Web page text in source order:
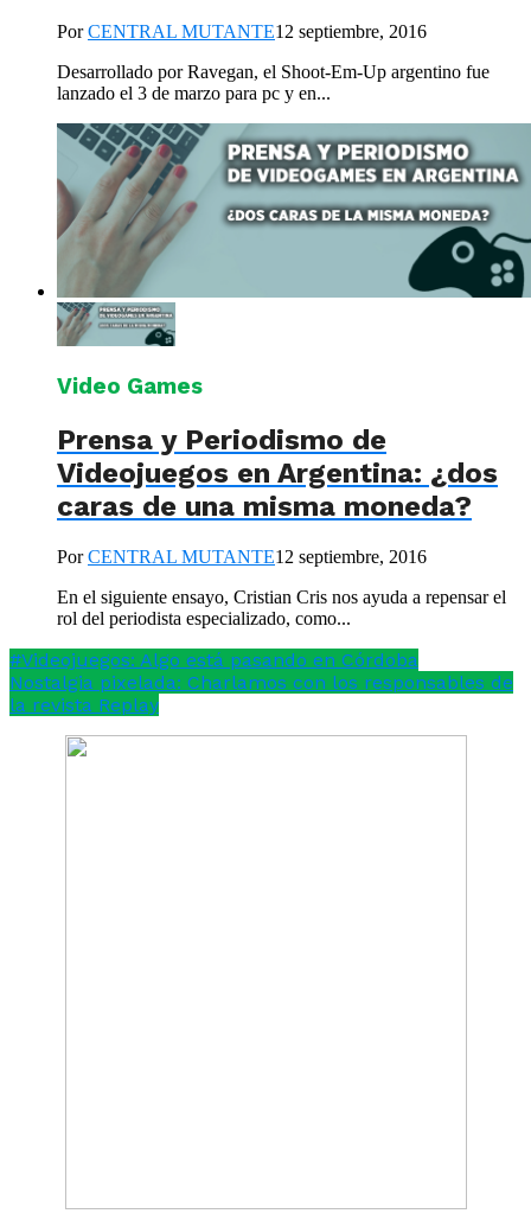
PorCENTRAL MUTANTE12 septiembre, 2016
Desarrollado por Ravegan, el Shoot-Em-Up argentino fue
lanzado el 3 de marzo para pc y en...
Video Games
Prensa y Periodismo de
Videojuegos en Argentina: ¿dos
caras de una misma moneda?
PorCENTRAL MUTANTE12 septiembre, 2016
En el siguiente ensayo, Cristian Cris nos ayuda a repensar el
rol del periodista especializado, como...
#Videojuegos: Algo está pasando en Córdoba
Nostalgia pixelada: Charlamos con los responsables de
la revista Replay